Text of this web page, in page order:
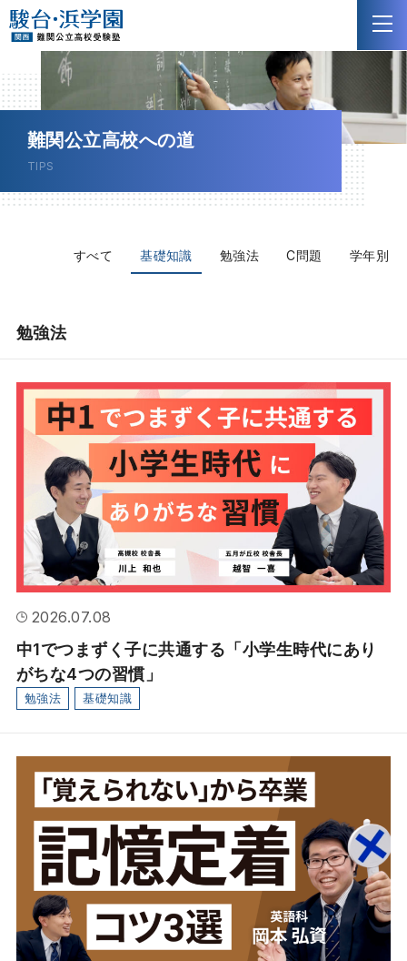
NEW
マイページ
資料ダウンロード お問い合わせ
駿台・浜学園とは
特徴
合格の秘訣
学年別
実績
教室案内
入学について
難関公立高校への道
TIPS
すべて 基礎知識 勉強法 C問題 学年別
勉強法
2026.07.08
中1でつまずく子に共通する「小学生時代にあり
がちな4つの習慣」
勉強法 基礎知識